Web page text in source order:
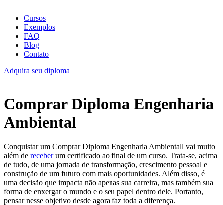
Cursos
Exemplos
FAQ
Blog
Contato
Adquira seu diploma
Comprar Diploma Engenharia
Ambiental
Conquistar um Comprar Diploma Engenharia Ambientall vai muito
além de receberum certificado ao final de um curso. Trata-se, acima
de tudo, de uma jornada de transformação, crescimento pessoal e
construção de um futuro com mais oportunidades. Além disso, é
uma decisão que impacta não apenas sua carreira, mas também sua
forma de enxergar o mundo e o seu papel dentro dele. Portanto,
pensar nesse objetivo desde agora faz toda a diferença.